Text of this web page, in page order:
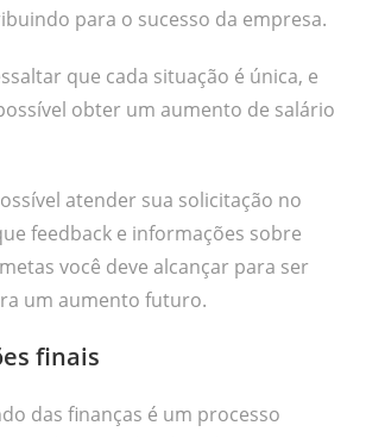
para o sucesso da empresa.
que cada situação é única, e
obter um aumento de salário
atender sua solicitação no
feedback e informações sobre
você deve alcançar para ser
um aumento futuro.
finais
das finanças é um processo